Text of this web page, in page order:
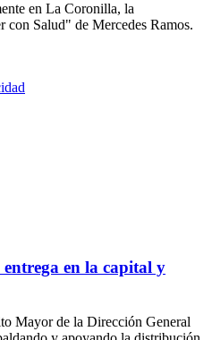
en La Coronilla, la
con Salud" de Mercedes Ramos.
en la capital y
Mayor de la Dirección General